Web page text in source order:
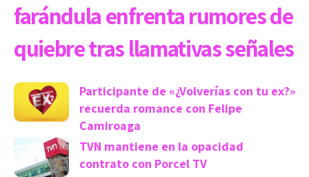
farándula enfrenta rumores de
quiebre tras llamativas señales
Participante de «¿Volverías con tu ex?»
recuerda romance con Felipe
Camiroaga
TVN mantiene en la opacidad
contrato con Porcel TV